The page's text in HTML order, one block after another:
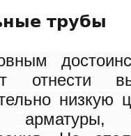
трубы
отнести
низкую
арматуры,